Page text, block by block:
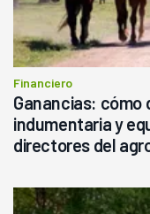
Financiero
Ganancias: cómo
indumentaria y
directores del